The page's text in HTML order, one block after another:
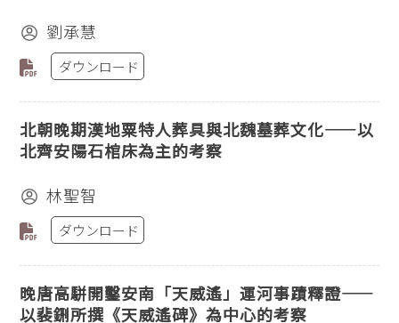
劉承慧
ダウンロード
北朝晚期漢地粟特人葬具與北魏墓葬文化——以
北齊安陽石棺床為主的考察
林聖智
ダウンロード
晚唐高駢開鑿安南「天威遙」運河事蹟釋證——
以裴鉶所撰《天威遙碑》為中心的考察